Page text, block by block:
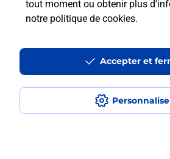
tout moment ou obtenir plus
notre politique de cookies.
Accepter et
Accessibilité : partiellement conforme
Conditions contractuelles
Mentions légales